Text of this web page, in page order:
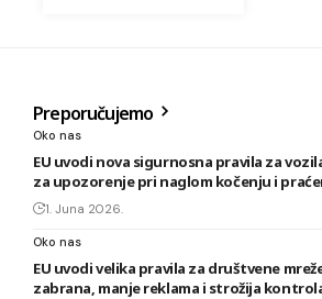
Preporučujemo
Oko nas
EU uvodi nova sigurnosna pravila za
za upozorenje pri naglom kočenju i
1. Juna 2026.
Oko nas
EU uvodi velika pravila za društvene
zabrana, manje reklama i strožija